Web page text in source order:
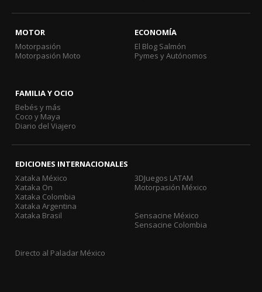
MOTOR
Motorpasión
Motorpasión Moto
ECONOMÍA
El Blog Salmón
Pymes y Autónomos
FAMILIA Y OCIO
Bebés y más
Coco y Maya
Diario del Viajero
EDICIONES INTERNACIONALES
Xataka México
Xataka On
Xataka Colombia
Xataka Argentina
Xataka Brasil
3DJuegos LATAM
Motorpasión México
Sensacine México
Sensacine Colombia
Directo al Paladar México